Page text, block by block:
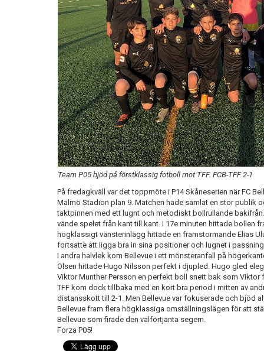
Team P05 bjöd på förstklassig fotboll mot TFF. FCB-TFF 2-1
På fredagkväll var det toppmöte i P14 Skåneserien när FC
Malmö Stadion plan 9. Matchen hade samlat en stor publik
taktpinnen med ett lugnt och metodiskt bollrullande
vände spelet från kant till kant. I 17e minuten hittade bollen
högklassigt vänsterinlägg hittade en framstormande Elias
fortsatte att ligga bra in sina positioner och lugnet i
I andra halvlek kom Bellevue i ett mönsteranfall på
Olsen hittade Hugo Nilsson perfekt i djupled. Hugo gled
Viktor Munther Persson en perfekt boll snett bak som
TFF kom dock tillbaka med en kort bra period i mitten av
distansskott till 2-1. Men Bellevue var fokuserade och bjöd
Bellevue fram flera högklassiga omställningslägen för att
Bellevue som firade den välförtjänta segern.
Forza P05!